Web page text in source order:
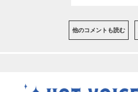
他のコメントも読む